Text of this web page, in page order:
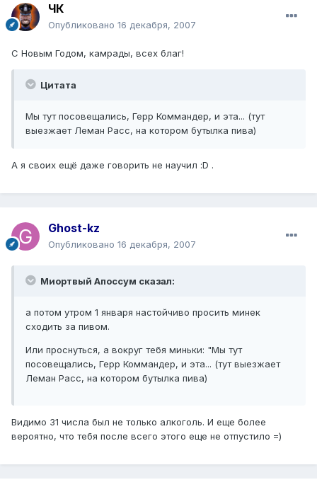
ЧК
Опубликовано 16 декабря, 2007
С Новым Годом, камрады, всех благ!
Цитата
Мы тут посовещались, Герр Коммандер, и эта... (тут
выезжает Леман Расс, на котором бутылка пива)
А я своих ещё даже говорить не научил :D .
Ghost-kz
Опубликовано 16 декабря, 2007
Миортвый Апоссум сказал:
а потом утром 1 января настойчиво просить минек
сходить за пивом.
Или проснуться, а вокруг тебя миньки: "Мы тут
посовещались, Герр Коммандер, и эта... (тут выезжает
Леман Расс, на котором бутылка пива)
Видимо 31 числа был не только алкоголь. И еще более
вероятно, что тебя после всего этого еще не отпустило =)